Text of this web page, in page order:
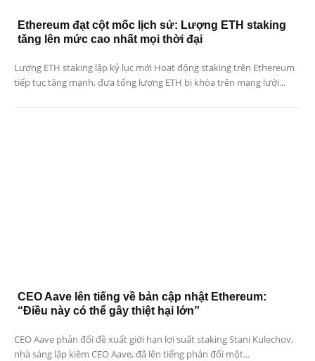
Ethereum đạt cột mốc lịch sử: Lượng ETH staking
tăng lên mức cao nhất mọi thời đại
Lượng ETH staking lập kỷ lục mới Hoạt động staking trên Ethereum
tiếp tục tăng mạnh, đưa tổng lượng ETH bị khóa trên mạng lưới...
CEO Aave lên tiếng về bản cập nhật Ethereum:
“Điều này có thể gây thiệt hại lớn”
CEO Aave phản đối đề xuất giới hạn lợi suất staking Stani Kulechov,
nhà sáng lập kiêm CEO Aave, đã lên tiếng phản đối một...